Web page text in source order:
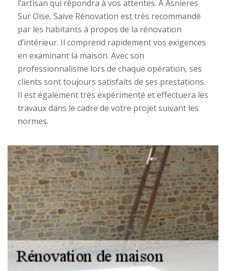
l’artisan qui répondra à vos attentes. A Asnieres
Sur Oise, Saive Rénovation est très recommandé
par les habitants à propos de la rénovation
d’intérieur. Il comprend rapidement vos exigences
en examinant la maison. Avec son
professionnalisme lors de chaque opération, ses
clients sont toujours satisfaits de ses prestations.
Il est également très expérimenté et effectuera les
travaux dans le cadre de votre projet suivant les
normes.